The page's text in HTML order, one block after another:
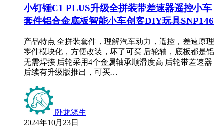
小钉锤C1 PLUS升级全拼装带差速器遥控小车
套件铝合金底板智能小车创客DIY玩具SNP146
产品特点 全拼装套件，理解汽车动力，遥控，差速原理
零件模块化，方便改装，坏了可买 后轮轴，底板都是铝
无需焊接 后轮采用4个金属轴承顺滑度高 后轮带差速器
后续有升级版推出，可买…
卧龙涤生
2024年10月23日